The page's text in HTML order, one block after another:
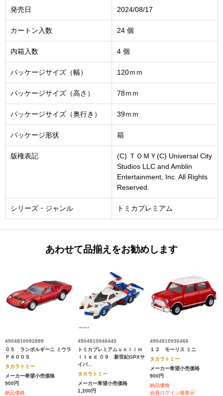
発売日 2024/08/17
カートン入数 24 個
内箱入数 4 個
パッケージサイズ（幅） 120ｍｍ
パッケージサイズ（高さ） 78ｍｍ
パッケージサイズ（奥行き） 39ｍｍ
パッケージ形状 箱
版権表記
(C) ＴＯＭＹ(C) Universal City
Studios LLC and Amblin
Entertainment, Inc. All Rights
Reserved.
シリーズ・ジャンル トミカプレミアム
あわせて品揃えをお勧めします
4904810092889
０５ ランボルギーニ ミウラ
Ｐ４００Ｓ
タカラトミー
メーカー希望小売価格
900円
納品価格
4904810948445
トミカプレミアムｕｎｌｉｍ
ｉｔｅｄ ０９ 新世紀GPXサ
イバ...
タカラトミー
メーカー希望小売価格
1,200円
4904810936466
１２ モーリス ミニ
タカラトミー
メーカー希望小売価格
900円
納品価格
会員ログイン後表示